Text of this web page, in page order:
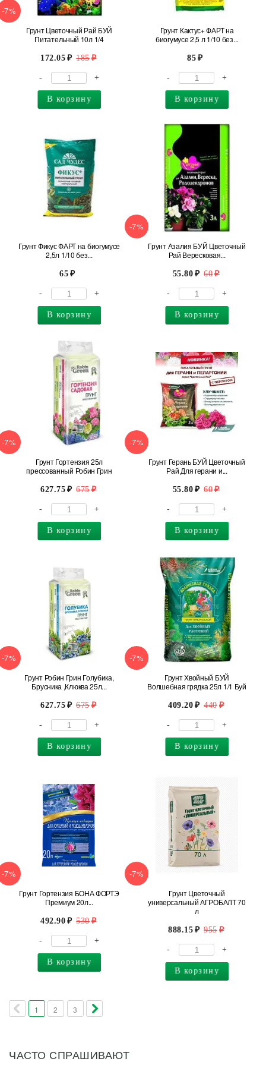
-7%
Грунт Цветочный Рай БУЙ
Питательный 10л 1/4
172.05 185
- +
В корзину
Грунт Кактус+ ФАРТ на
биогумусе 2,5 л 1/10 без...
85
- +
В корзину
Грунт Фикус ФАРТ на биогумусе
2,5л 1/10 без...
65
- +
В корзину
-7%
Грунт Азалия БУЙ Цветочный
Рай Вересковая...
55.80 60
- +
В корзину
-7%
Грунт Гортензия 25л
прессованный Робин Грин
627.75 675
- +
В корзину
-7%
Грунт Герань БУЙ Цветочный
Рай Для герани и...
55.80 60
- +
В корзину
-7%
Грунт Робин Грин Голубика,
Брусника ,Клюква 25л...
627.75 675
- +
В корзину
-7%
Грунт Хвойный БУЙ
Волшебная грядка 25л 1/1 Буй
409.20 440
- +
В корзину
-7%
Грунт Гортензия БОНА ФОРТЭ
Премиум 20л...
492.90 530
- +
В корзину
-7%
Грунт Цветочный
универсальный АГРОБАЛТ 70
л
888.15 955
- +
В корзину
1 2 3
ЧАСТО СПРАШИВАЮТ